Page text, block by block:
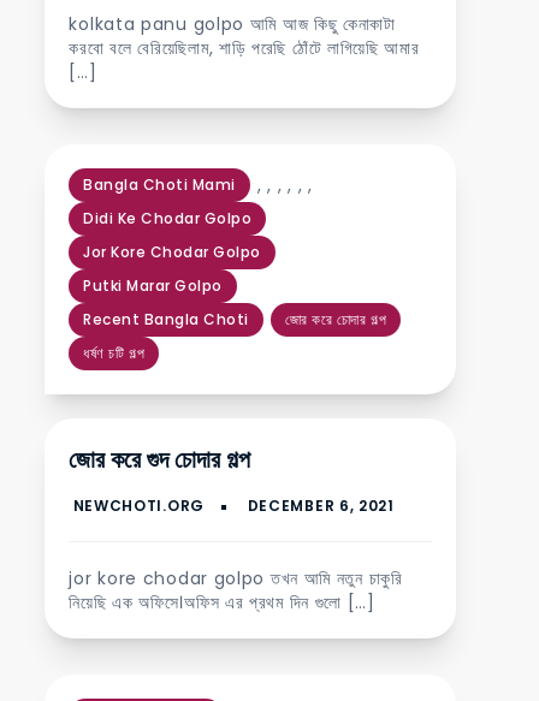
kolkata panu golpo আমি আজ কিছু কেনাকাটা
করবো বলে বেরিয়েছিলাম, শাড়ি পরেছি ঠোঁটে লাগিয়েছি আমার
[…]
Bangla Choti Mami ,
Didi Ke Chodar Golpo
,
Jor Kore Chodar Golpo
,
Putki Marar Golpo
,
Recent Bangla Choti
,
জোর করে চোদার গল্প
,
ধর্ষণ চটি গল্প
জোর করে গুদ চোদার গল্প
jor kore chodar golpo তখন আমি নতুন চাকুরি
নিয়েছি এক অফিসে।অফিস এর প্রথম দিন গুলো […]